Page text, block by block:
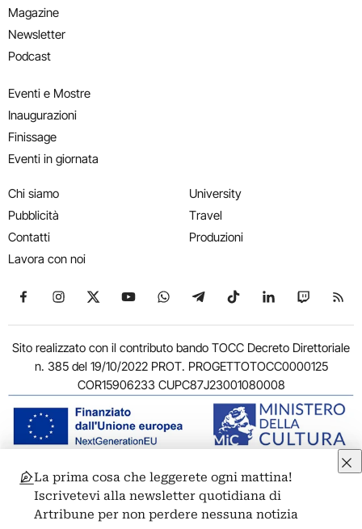
Magazine
Newsletter
Podcast
Eventi e Mostre
Inaugurazioni
Finissage
Eventi in giornata
Chi siamo
Pubblicità
Contatti
Lavora con noi
University
Travel
Produzioni
Seguici su Facebook
Seguici su Instagram
Seguici su X
Seguici su YouTube
Seguici su WhatsApp
Seguici su Telegram
Seguici su TikTok
Seguici su
Seguici
Sito realizzato con il contributo bando TOCC Decreto Direttoriale
n. 385 del 19/10/2022 PROT. PROGETTOTOCC0000125
COR15906233 CUPC87J23001080008
© 2011-2026 ARTRIBUNE srl – Corso Vittorio Emanuele II, 287 –
00186 Roma - P.I. 11381581005
Privacy: Responsabile della protezione dei dati personali
La prima cosa che leggerete ogni mattina!
Iscrivetevi alla newsletter quotidiana di
Artribune per non perdere nessuna notizia